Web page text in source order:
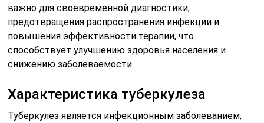
важно для своевременной диагностики,
предотвращения распространения инфекции и
повышения эффективности терапии, что
способствует улучшению здоровья населения и
снижению заболеваемости.
Характеристика туберкулеза
Туберкулез является инфекционным заболеванием,